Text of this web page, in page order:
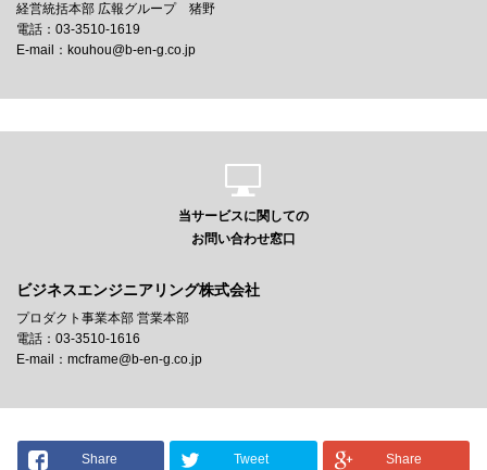
経営統括本部 広報グループ 猪野
電話：03-3510-1619
E-mail：kouhou@b-en-g.co.jp
当サービスに関しての
お問い合わせ窓口
ビジネスエンジニアリング株式会社
プロダクト事業本部 営業本部
電話：03-3510-1616
E-mail：mcframe@b-en-g.co.jp
Share Tweet Share